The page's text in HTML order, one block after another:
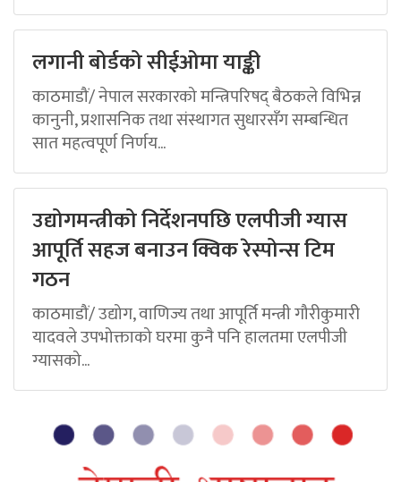
लगानी बोर्डको सीईओमा याङ्की
काठमाडौं/ नेपाल सरकारको मन्त्रिपरिषद् बैठकले विभिन्न
कानुनी, प्रशासनिक तथा संस्थागत सुधारसँग सम्बन्धित
सात महत्वपूर्ण निर्णय...
उद्योगमन्त्रीको निर्देशनपछि एलपीजी ग्यास
आपूर्ति सहज बनाउन क्विक रेस्पोन्स टिम
गठन
काठमाडौं/ उद्योग, वाणिज्य तथा आपूर्ति मन्त्री गौरीकुमारी
यादवले उपभोक्ताको घरमा कुनै पनि हालतमा एलपीजी
ग्यासको...